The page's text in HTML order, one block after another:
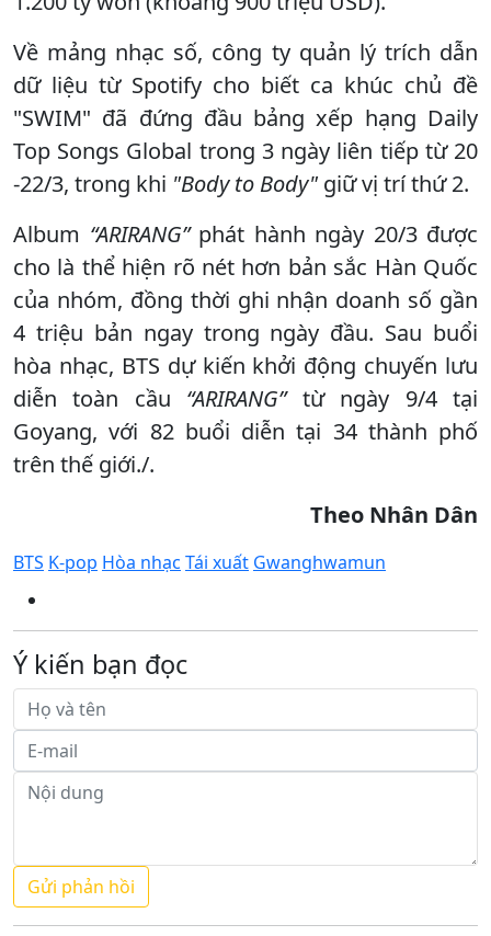
Về mảng nhạc số, công ty quản lý trích dẫn
dữ liệu từ Spotify cho biết ca khúc chủ đề
"SWIM" đã đứng đầu bảng xếp hạng Daily
Top Songs Global trong 3 ngày liên tiếp từ 20
-22/3, trong khi "Body to Body" giữ vị trí thứ 2.
Album “ARIRANG”phát hành ngày 20/3 được
cho là thể hiện rõ nét hơn bản sắc Hàn Quốc
của nhóm, đồng thời ghi nhận doanh số gần
4 triệu bản ngay trong ngày đầu. Sau buổi
hòa nhạc, BTS dự kiến khởi động chuyến lưu
diễn toàn cầu “ARIRANG”từ ngày 9/4 tại
Goyang, với 82 buổi diễn tại 34 thành phố
trên thế giới./.
Theo Nhân Dân
BTS K-pop Hòa nhạc Tái xuất Gwanghwamun
Ý kiến bạn đọc